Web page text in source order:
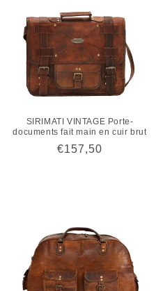
SIRIMATI VINTAGE Porte-
documents fait main en cuir brut
Prix
€157,50